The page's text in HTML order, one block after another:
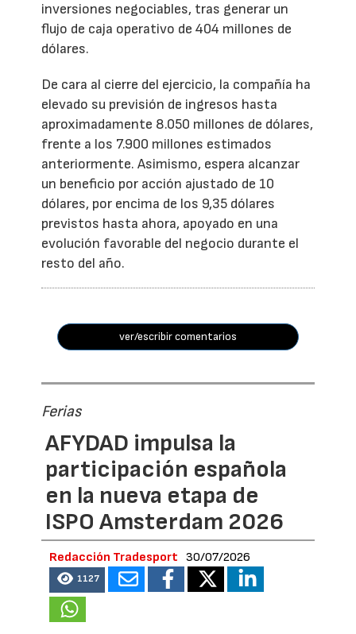
inversiones negociables, tras generar un
flujo de caja operativo de 404 millones de
dólares.
De cara al cierre del ejercicio, la compañía ha
elevado su previsión de ingresos hasta
aproximadamente 8.050 millones de dólares,
frente a los 7.900 millones estimados
anteriormente. Asimismo, espera alcanzar
un beneficio por acción ajustado de 10
dólares, por encima de los 9,35 dólares
previstos hasta ahora, apoyado en una
evolución favorable del negocio durante el
resto del año.
ver/escribir comentarios
Ferias
AFYDAD impulsa la
participación española
en la nueva etapa de
ISPO Amsterdam 2026
Redacción Tradesport 30/07/2026
1127